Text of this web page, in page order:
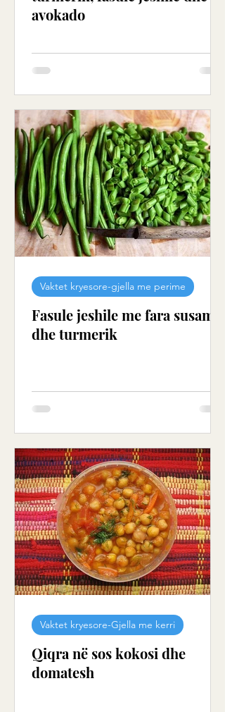
avokado
Fasule jeshile me fara susami
dhe turmerik
Vaktet kryesore-gjella me perime
Qiqra në sos kokosi dhe
domatesh
Vaktet kryesore-Gjella me kerri